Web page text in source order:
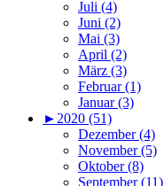
Juli (4)
Juni (2)
Mai (3)
April (2)
März (3)
Februar (1)
Januar (3)
► 2020 (51)
Dezember (4)
November (5)
Oktober (8)
September (11)